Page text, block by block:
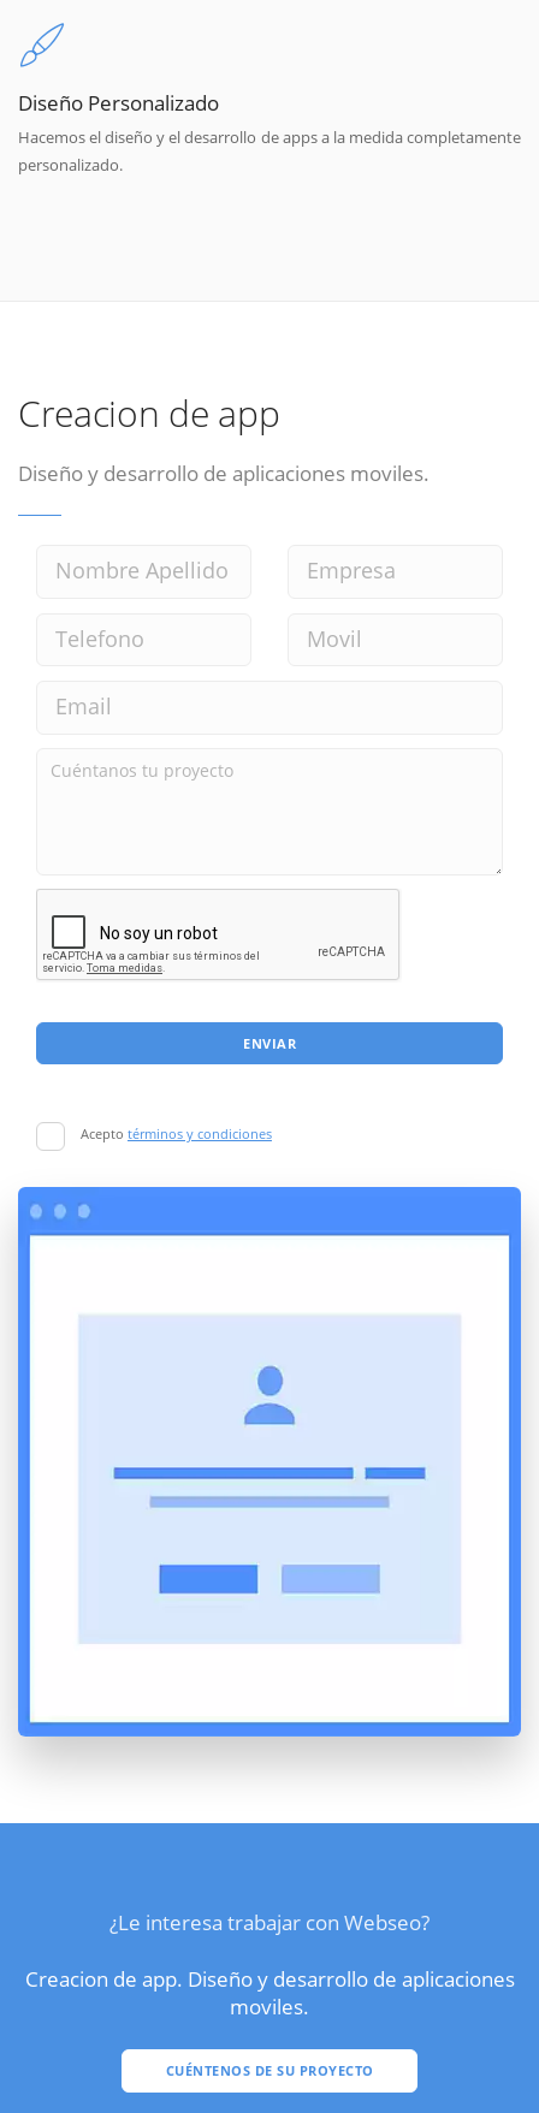
Diseño Personalizado
Hacemos el diseño y el desarrollo de apps a la medida completamente
personalizado.
Creacion de app
Diseño y desarrollo de aplicaciones moviles.
ENVIAR
Acepto términos y condiciones
¿Le interesa trabajar con Webseo?
Creacion de app. Diseño y desarrollo de aplicaciones
moviles.
CUÉNTENOS DE SU PROYECTO